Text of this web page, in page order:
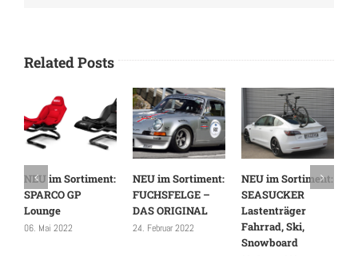
Related Posts
NEU im Sortiment:
SPARCO GP
Lounge
06. Mai 2022
NEU im Sortiment:
FUCHSFELGE –
DAS ORIGINAL
24. Februar 2022
NEU im Sortiment:
SEASUCKER
Lastenträger
Fahrrad, Ski,
Snowboard